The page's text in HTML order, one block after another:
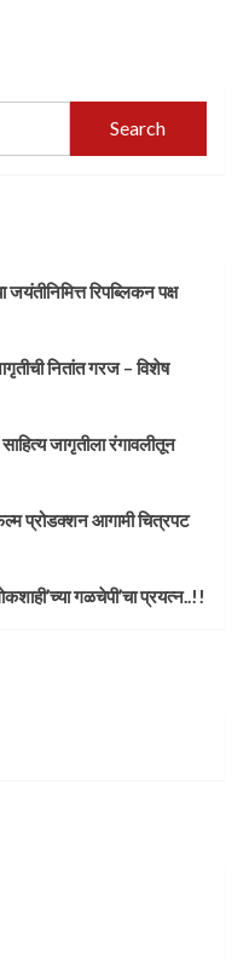
Search
रिपब्लिकन पक्ष
नितांत गरज – विशेष
जागृतीला रंगावलीतून
प्रोडक्शन आगामी चित्रपट
गळचेपी’चा प्रयत्न..!!